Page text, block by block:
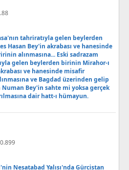
tahriratıyla gelen beylerden
Hasan Bey'in akrabası ve hanesinde
alınmasına... Eski sadrazam
gelen beylerden birinin Mirahor-ı
ve hanesinde misafir
ve Bagdad üzerinden gelip
Bey'in sahte mi yoksa gerçek
dair hatt-ı hümayun.
Nesatabad Yalısı'nda Gürcistan